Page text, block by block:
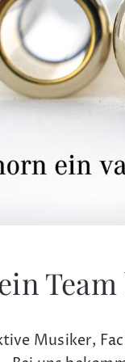
Musiker,